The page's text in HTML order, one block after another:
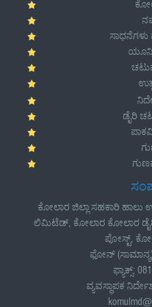
ಸಾಧನೆಗಳು
ಡೈರಿ
ಕೋಲಾರ ಜಿಲ್ಲಾ ಸಹಕಾರಿ
ಲಿಮಿಟೆಡ್, ಕೋಲಾರ ಕೋಲಾರ
ಪೋಸ್ಟ್,
ಫೋನ್
ಫ್ಯಾಕ್ಸ್:
ವ್ಯವಸ್ಥಾಪಕ